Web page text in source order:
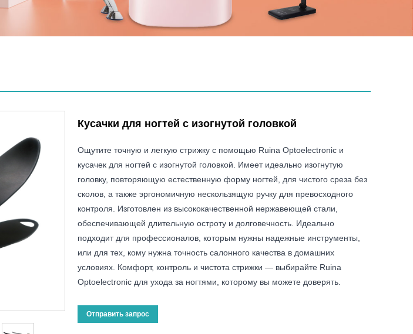
Кусачки для ногтей с изогнутой головкой
Ощутите точную и легкую стрижку с помощью Ruina Optoelectronic и
кусачек для ногтей с изогнутой головкой. Имеет идеально изогнутую
головку, повторяющую естественную форму ногтей, для чистого среза без
сколов, а также эргономичную нескользящую ручку для превосходного
контроля. Изготовлен из высококачественной нержавеющей стали,
обеспечивающей длительную остроту и долговечность. Идеально
подходит для профессионалов, которым нужны надежные инструменты,
или для тех, кому нужна точность салонного качества в домашних
условиях. Комфорт, контроль и чистота стрижки — выбирайте Ruina
Optoelectronic для ухода за ногтями, которому вы можете доверять.
Отправить запрос